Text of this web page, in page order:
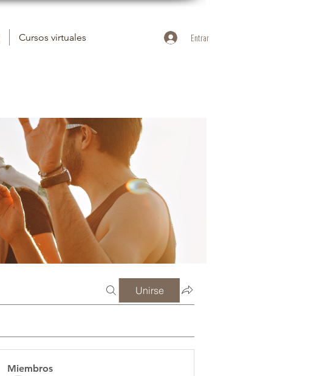
Cursos virtuales Entrar
Unirse
Miembros